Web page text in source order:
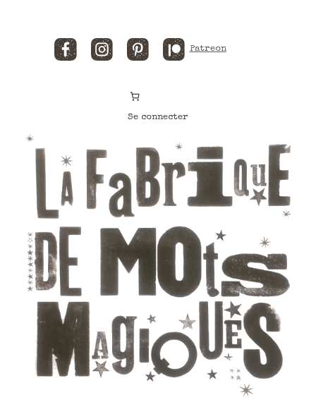
FacebookInstagramPinterestPatreon
Se connecter